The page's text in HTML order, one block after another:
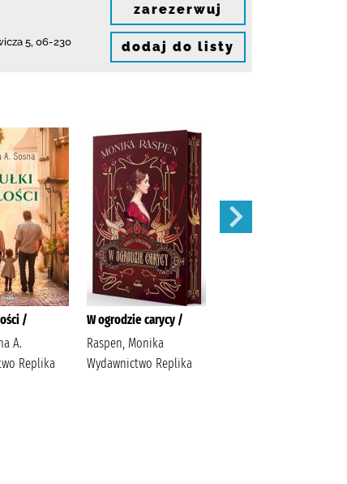
5, 06-230
zarezerwuj
dodaj do listy
/
A.
Replika
W ogrodzie carycy /
Raspen, Monika
Wydawnictwo Replika